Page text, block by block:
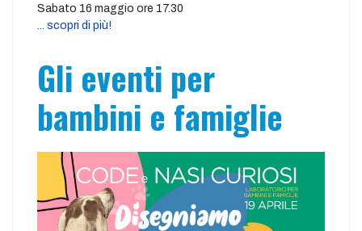
Sabato 16 maggio ore 17.30
... scopri di più!
Gli eventi per
bambini e famiglie